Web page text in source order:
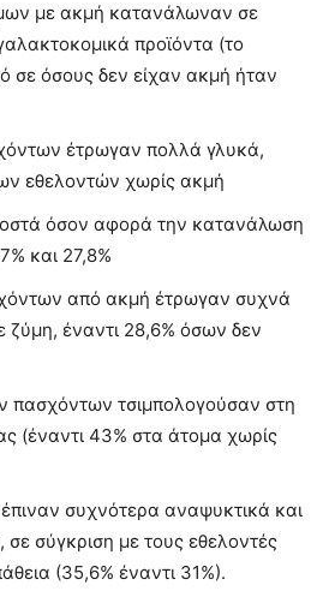
με ακμή κατανάλωναν σε
προϊόντα (το
σε όσους δεν είχαν ακμή ήταν
έτρωγαν πολλά γλυκά,
εθελοντών χωρίς ακμή
όσον αφορά την κατανάλωση
και 27,8%
από ακμή έτρωγαν συχνά
ζύμη, έναντι 28,6% όσων δεν
πασχόντων τσιμπολογούσαν στη
(έναντι 43% στα άτομα χωρίς
συχνότερα αναψυκτικά και
σύγκριση με τους εθελοντές
(35,6% έναντι 31%).